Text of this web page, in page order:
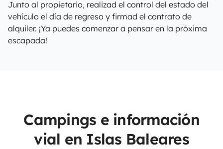
Junto al propietario, realizad el control del estado del
vehículo el día de regreso y firmad el contrato de
alquiler. ¡Ya puedes comenzar a pensar en la próxima
escapada!
Campings e información
vial en Islas Baleares